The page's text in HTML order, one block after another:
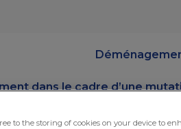
dans le cadre d’une
to the storing of cookies on your device to